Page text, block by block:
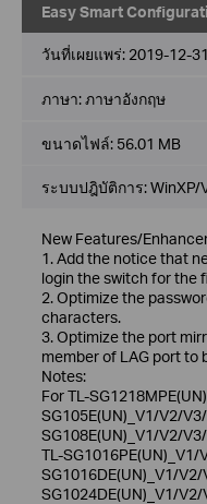
Easy Smart
วันที่เผยแพร่: 2019-12-31
ภาษา:ภาษาอังกฤษ
ขนาดไฟล์: 56.01 MB
ระบบปฎิบัติการ: WinXP/
New Features/
1. Add the notice that
login the switch for the
2. Optimize the
characters.
3. Optimize the port
member of LAG port to
Notes:
For TL-
SG105E(UN)_V1/V2/
SG108E(UN)_V1/V2/
TL-SG1016PE(UN)_V1/
SG1016DE(UN)_V1/V2/
SG1024DE(UN)_V1/